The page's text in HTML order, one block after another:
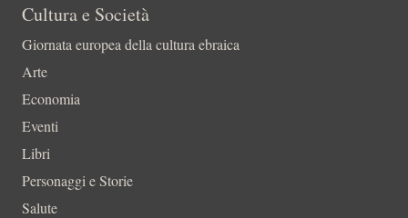
Cultura e Società
Giornata europea della cultura ebraica
Arte
Economia
Eventi
Libri
Personaggi e Storie
Salute